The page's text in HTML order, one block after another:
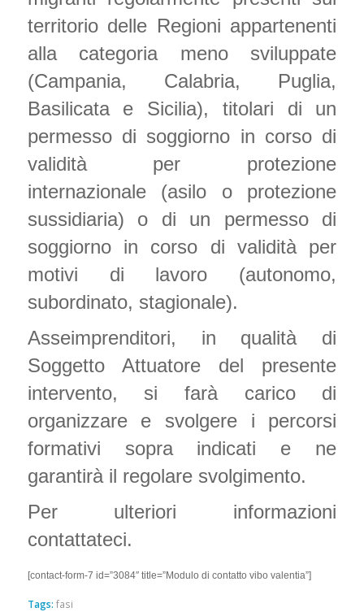
territorio delle Regioni appartenenti
alla categoria meno sviluppate
(Campania, Calabria, Puglia,
Basilicata e Sicilia), titolari di un
permesso di soggiorno in corso di
validità per protezione
internazionale (asilo o protezione
sussidiaria) o di un permesso di
soggiorno in corso di validità per
motivi di lavoro (autonomo,
subordinato, stagionale).
Asseimprenditori, in qualità di
Soggetto Attuatore del presente
intervento, si farà carico di
organizzare e svolgere i percorsi
formativi sopra indicati e ne
garantirà il regolare svolgimento.
Per ulteriori informazioni
contattateci.
[contact-form-7 id=”3084″ title=”Modulo di contatto vibo valentia”]
Tags: fasi